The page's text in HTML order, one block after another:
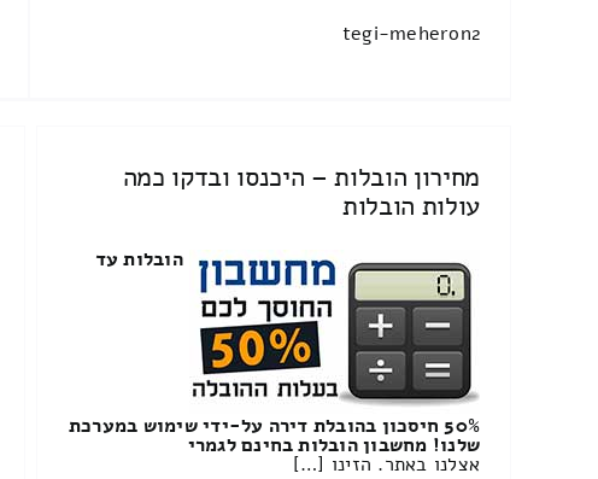
tegi-meheron2
מחירון הובלות – היכנסו ובדקו כמה
עולות הובלות
הובלות עד
50% חיסכון בהובלת דירה על-ידי שימוש במערכת
שלנו! מחשבון הובלות בחינם לגמרי
אצלנו באתר. הזינו […]